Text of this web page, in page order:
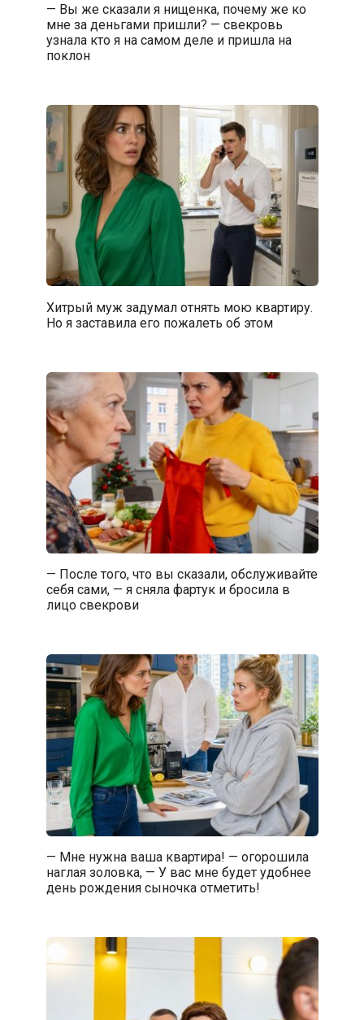
— Вы же сказали я нищенка, почему же ко
мне за деньгами пришли? — свекровь
узнала кто я на самом деле и пришла на
поклон
Хитрый муж задумал отнять мою квартиру.
Но я заставила его пожалеть об этом
— После того, что вы сказали, обслуживайте
себя сами, — я сняла фартук и бросила в
лицо свекрови
— Мне нужна ваша квартира! — огорошила
наглая золовка, — У вас мне будет удобнее
день рождения сыночка отметить!